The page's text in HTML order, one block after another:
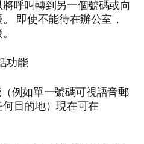
呼叫轉到另一個號碼或向
即使不能待在辦公室，
例如單一號碼可視語音郵
目的地）現在可在